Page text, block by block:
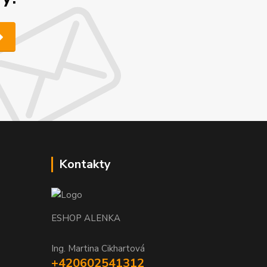
Kontakty
ESHOP ALENKA
Ing. Martina Cikhartová
+420602541312